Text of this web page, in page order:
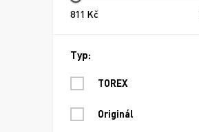
811 Kč
Typ:
TOREX
Originál